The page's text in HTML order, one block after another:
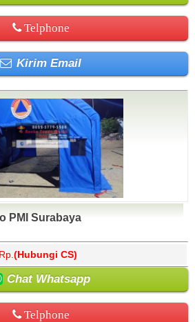
Telphone
Kirim Email
PMI Surabaya
Rp. (Hubungi CS)
Chat Whatsapp
Telphone